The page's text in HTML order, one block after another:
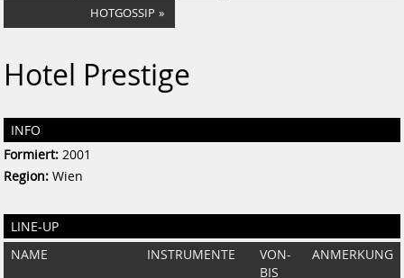
HOTGOSSIP »
Hotel Prestige
INFO
Formiert: 2001
Region: Wien
LINE-UP
NAME INSTRUMENTE
VON-
BIS
ANMERKUNG